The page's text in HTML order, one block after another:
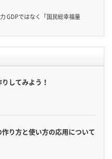
GDPではなく「国民総幸福量
してみよう！
り方と使い方の応用について